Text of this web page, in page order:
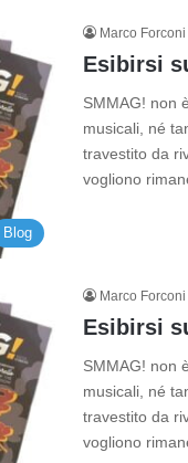
Blog
Marco Forconi
Esibirsi
SMMAG! non
musicali, né
travestito da
vogliono
Marco Forconi
Esibirsi
SMMAG! non
musicali, né
travestito da
vogliono